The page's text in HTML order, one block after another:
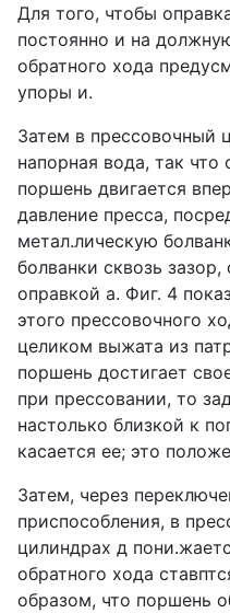
Для того, чтобы
постоянно и на
обратного хода
упоры и.
Затем в прессовочный
напорная вода, так
поршень двигается
давление пресса,
метал.лическую
болванки сквозь
оправкой а. Фиг. 4
этого прессовочного
целиком выжата из
поршень достигает
при прессовании, то
настолько близкой к
касается ее; это
Затем, через
приспособления, в
цилиндрах д
обратного хода
образом, что поршень